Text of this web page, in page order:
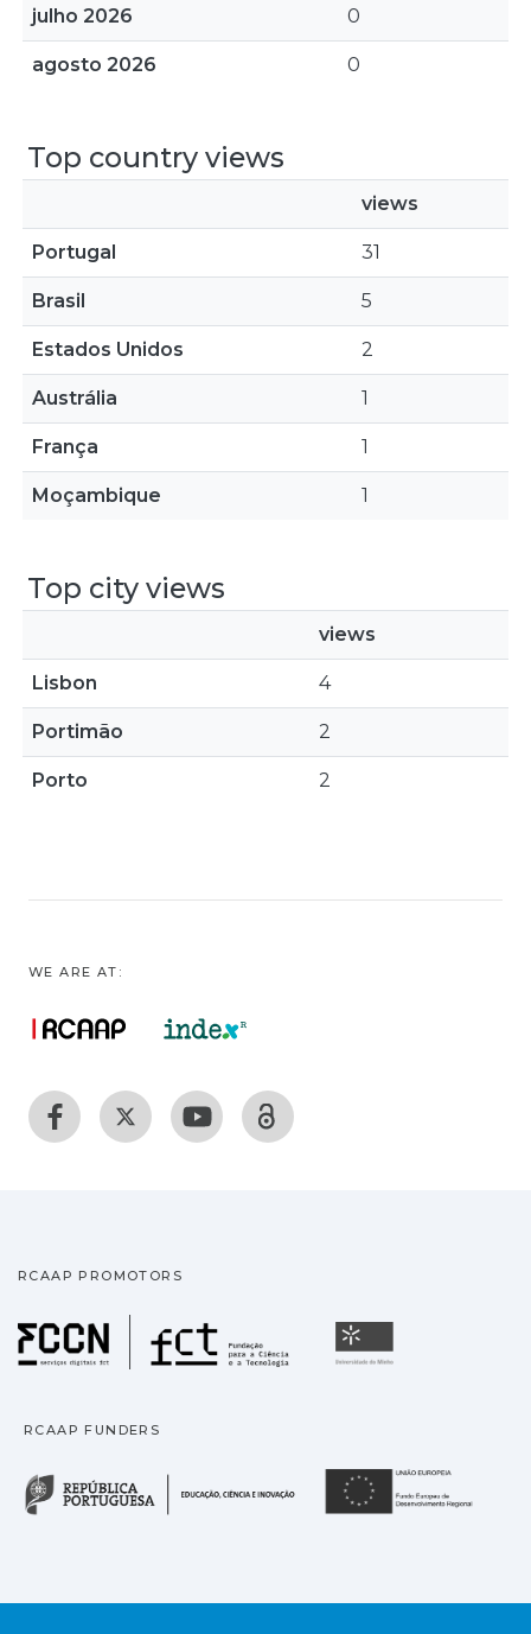
julho 2026 0
agosto 2026 0
Top country views
views
Portugal 31
Brasil 5
Estados Unidos 2
Austrália 1
França 1
Moçambique 1
Top city views
views
Lisbon 4
Portimão 2
Porto 2
WE ARE AT:
RCAAP PROMOTORS
Fundação para a
RCAAP FUNDERS
República Portuguesa